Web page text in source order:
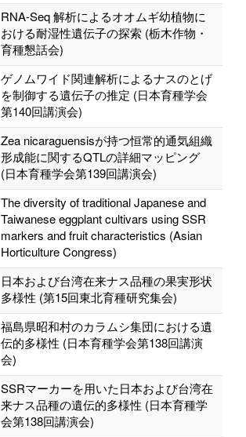
RNA-Seq 解析によるオオムギ幼植物に
おける耐湿性遺伝子の探索 (栃木作物・
育種懇話会)
ゲノムワイド関連解析によるナスのとげ
を制御する遺伝子の推定 (日本育種学会
第140回講演会)
Zea nicaraguensisが持つ恒常的通気組織
形成能に関するQTLの詳細マッピング
(日本育種学会第139回講演会)
The diversity of traditional Japanese and
Taiwanese eggplant cultivars using SSR
markers and fruit characteristics (Asian
Horticulture Congress)
日本および台湾在来ナス品種の果実形状
多様性 (第15回東北育種研究集会)
福島県昭和村のカラムシ集団における遺
伝的多様性 (日本育種学会第138回講演
会)
SSRマーカーを用いた日本および台湾在
来ナス品種の遺伝的多様性 (日本育種学
会第138回講演会)